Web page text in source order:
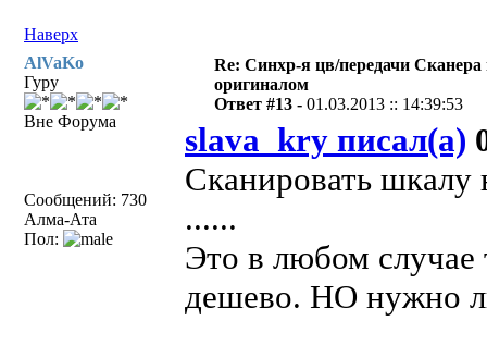
Наверх
AlVaKo
Гуру
Вне Форума
Сообщений: 730
Алма-Ата
Пол:
Re: Синхр-я цв/передачи
оригиналом
Ответ #13 -01.03.2013 :: 14:39:53
slava_kry писал(а)
Сканировать
......
Это в любом случае
дешево. НО нужно